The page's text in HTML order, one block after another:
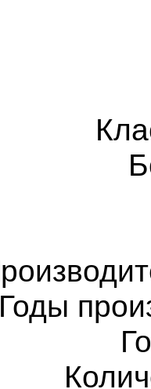
Годы